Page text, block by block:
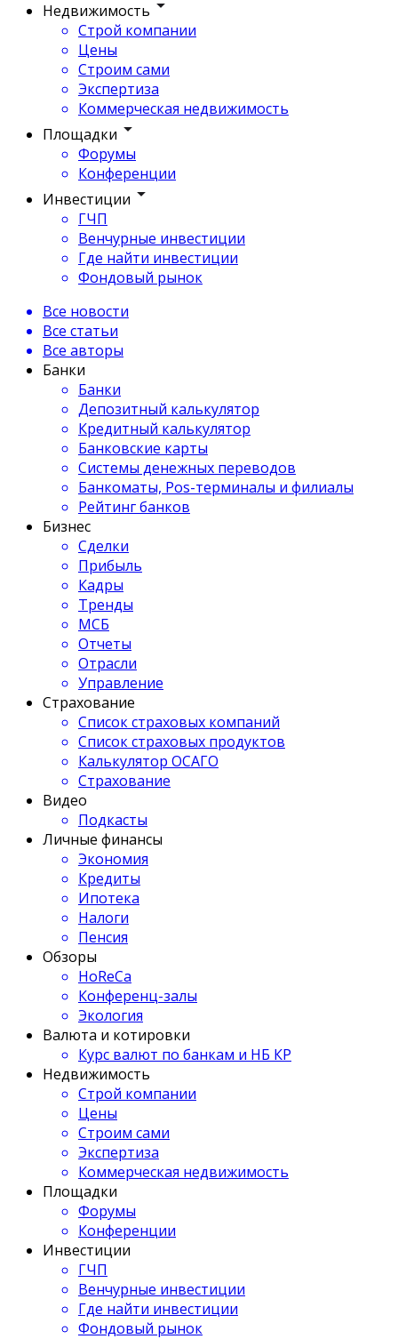
Недвижимость
Строй компании
Цены
Строим сами
Экспертиза
Коммерческая недвижимость
Площадки
Форумы
Конференции
Инвестиции
ГЧП
Венчурные инвестиции
Где найти инвестиции
Фондовый рынок
Все новости
Все статьи
Все авторы
Банки
Банки
Депозитный калькулятор
Кредитный калькулятор
Банковские карты
Системы денежных переводов
Банкоматы, Pos-терминалы и филиалы
Рейтинг банков
Бизнес
Сделки
Прибыль
Кадры
Тренды
МСБ
Отчеты
Отрасли
Управление
Страхование
Список страховых компаний
Список страховых продуктов
Калькулятор ОСАГО
Страхование
Видео
Подкасты
Личные финансы
Экономия
Кредиты
Ипотека
Налоги
Пенсия
Обзоры
HoReCa
Конференц-залы
Экология
Валюта и котировки
Курс валют по банкам и НБ КР
Недвижимость
Строй компании
Цены
Строим сами
Экспертиза
Коммерческая недвижимость
Площадки
Форумы
Конференции
Инвестиции
ГЧП
Венчурные инвестиции
Где найти инвестиции
Фондовый рынок